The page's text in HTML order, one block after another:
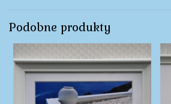
Podobne produkty